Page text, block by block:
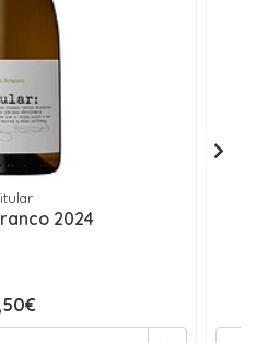
2024